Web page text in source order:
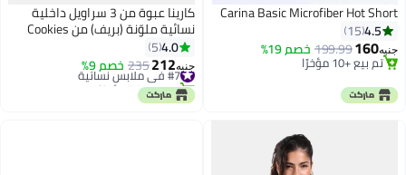
2
Carina Basic Microfiber Hot Short
4.5
15
جنيه160
199.99خصم 19%
تم بيع +10 مؤخرًا
تم بيع +10 مؤخرًا
كارينا عبوة من 3 سراويل داخلية
نسائية ملوّنة (بريف) من Cookies
4.0
5
جنيه212
235 خصم 9% #7 في ملابس نسائية
تم بيع +30 مؤخرًا
#7 في ملابس نسائية